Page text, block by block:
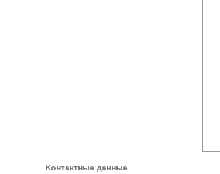
Контактные данные